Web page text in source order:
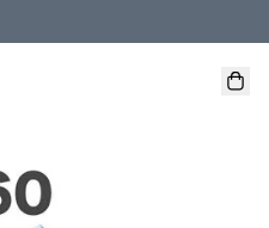
於 本地送貨、本地取貨 )